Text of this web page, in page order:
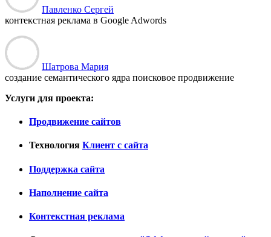
Павленко Сергей
контекстная реклама в Google Adwords
Шатрова Мария
создание семантического ядра поисковое продвижение
Услуги для проекта:
Продвижение сайтов
Технология Клиент с сайта
Поддержка сайта
Наполнение сайта
Контекстная реклама